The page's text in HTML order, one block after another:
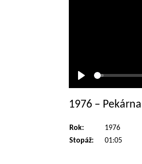
Přehrát
1976 –
Rok:
1976
Stopáž:
01:05